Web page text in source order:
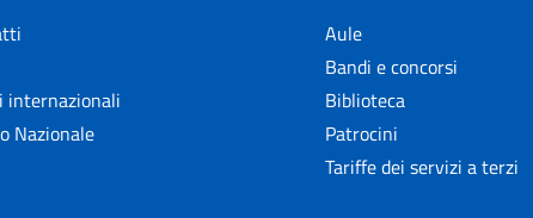
internazionali
Nazionale
Aule
Bandi e concorsi
Biblioteca
Patrocini
Tariffe dei servizi a terzi